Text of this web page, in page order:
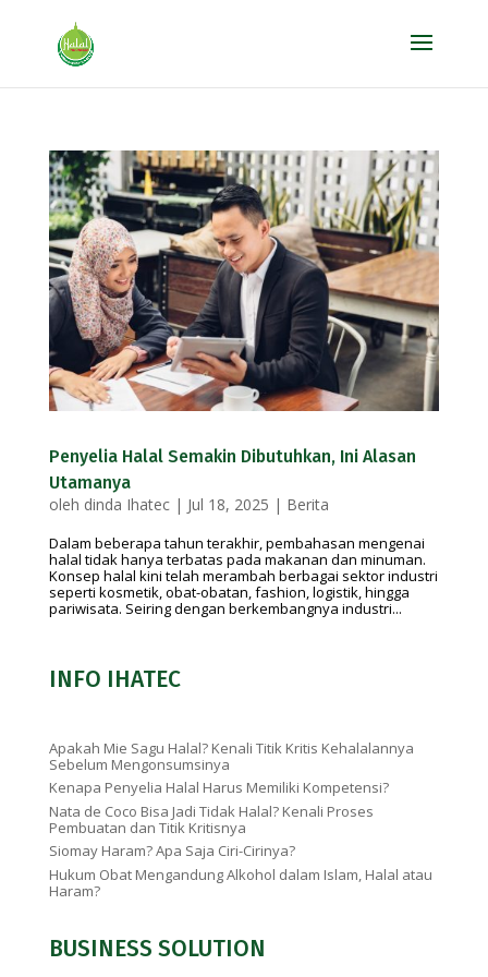
Penyelia Halal Semakin Dibutuhkan, Ini Alasan
Utamanya
oleh dinda Ihatec| Jul 18, 2025 | Berita
Dalam beberapa tahun terakhir, pembahasan mengenai
halal tidak hanya terbatas pada makanan dan minuman.
Konsep halal kini telah merambah berbagai sektor industri
seperti kosmetik, obat-obatan, fashion, logistik, hingga
pariwisata. Seiring dengan berkembangnya industri...
INFO IHATEC
Apakah Mie Sagu Halal? Kenali Titik Kritis Kehalalannya
Sebelum Mengonsumsinya
Kenapa Penyelia Halal Harus Memiliki Kompetensi?
Nata de Coco Bisa Jadi Tidak Halal? Kenali Proses
Pembuatan dan Titik Kritisnya
Siomay Haram? Apa Saja Ciri-Cirinya?
Hukum Obat Mengandung Alkohol dalam Islam, Halal atau
Haram?
BUSINESS SOLUTION